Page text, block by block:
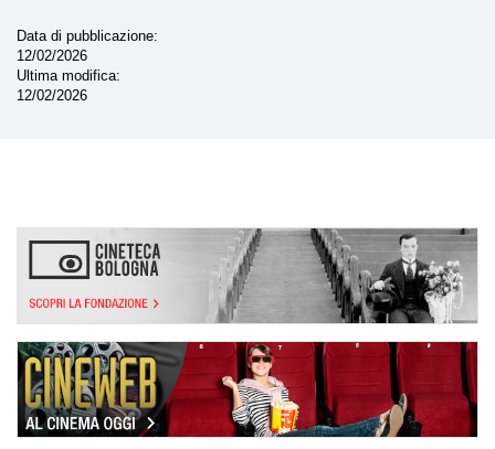
Data di pubblicazione
12/02/2026
Ultima modifica
12/02/2026